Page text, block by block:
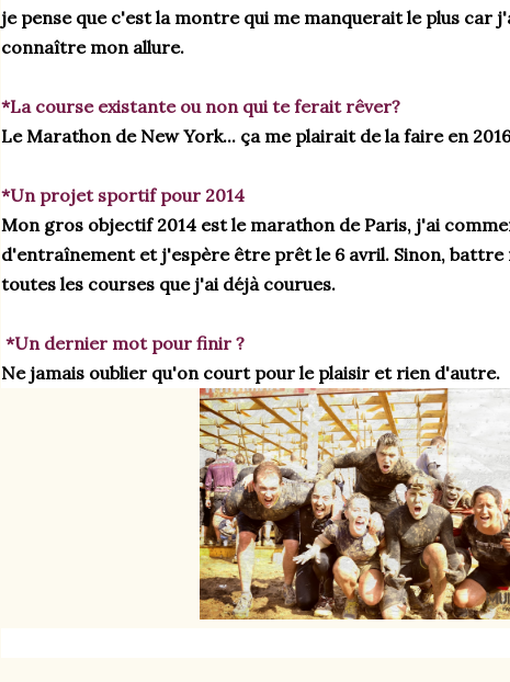
je pense que c'est la montre qui me manquerait le plus car
connaître mon allure.
*La course existante ou non qui te ferait rêver?
Le Marathon de New York... ça me plairait de la faire en 2016
*Un projet sportif pour 2014
Mon gros objectif 2014 est le marathon de Paris, j'ai
d'entraînement et j'espère être prêt le 6 avril. Sinon,
toutes les courses que j'ai déjà courues.
*Un dernier mot pour finir ?
Ne jamais oublier qu'on court pour le plaisir et rien d'autre.